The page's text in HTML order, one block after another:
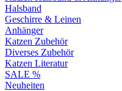
Halsband
Geschirre & Leinen
Anhänger
Katzen Zubehör
Diverses Zubehör
Katzen Literatur
SALE %
Neuheiten